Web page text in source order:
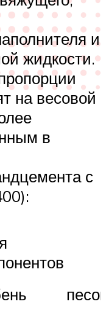
и
жидкости.
на весовой
в
с
песок